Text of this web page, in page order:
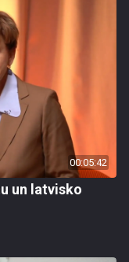
00:05:42
un latvisko